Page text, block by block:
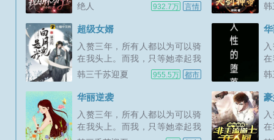
绝人 932.7万 言情 韩
超级女婿
入赘三年，所有人都以为可以骑
在我头上。而我，只等她牵起我
的手，便可以给她整个世界。新
欢的多多支持，点个收藏，谢谢
韩三千苏迎夏 955.5万 都市
的
韩
华丽逆袭
入赘三年，所有人都以为可以骑
在我头上。而我，只等她牵起我